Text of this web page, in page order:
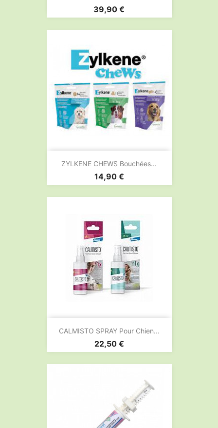
Prix
39,90 €
ZYLKENE CHEWS Bouchées...
Prix
14,90 €
CALMISTO SPRAY Pour Chien...
Prix
22,50 €